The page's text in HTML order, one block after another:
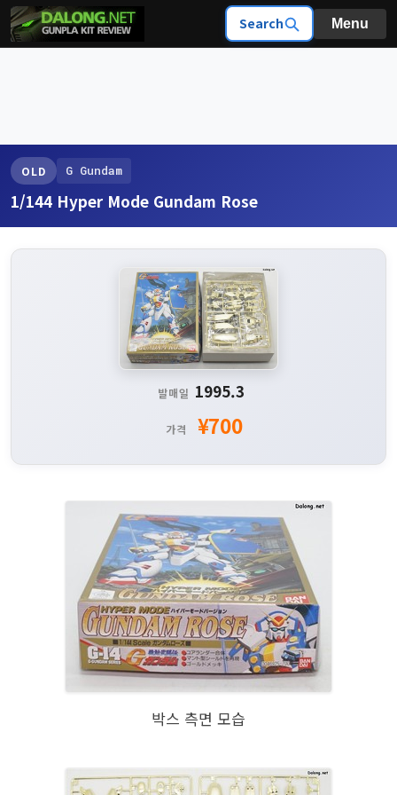
Search Menu
OLD G Gundam
1/144 Hyper Mode Gundam Rose
발매일 1995.3
가격 ¥700
박스 측면 모습